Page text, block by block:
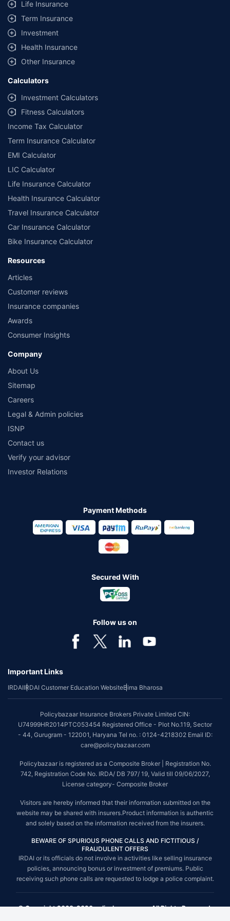
Life Insurance
Term Insurance
Investment
Health Insurance
Other Insurance
Calculators
Investment Calculators
Fitness Calculators
Income Tax Calculator
Term Insurance Calculator
EMI Calculator
LIC Calculator
Life Insurance Calculator
Health Insurance Calculator
Travel Insurance Calculator
Car Insurance Calculator
Bike Insurance Calculator
Resources
Articles
Customer reviews
Insurance companies
Awards
Consumer Insights
Company
About Us
Sitemap
Careers
Legal & Admin policies
ISNP
Contact us
Verify your advisor
Investor Relations
Payment Methods
Secured With
Follow us on
Important Links
IRDAIIRDAI Customer Education WebsiteBima Bharosa
Policybazaar Insurance Brokers Private Limited CIN:
U74999HR2014PTC053454 Registered Office - Plot No.119, Sector
- 44, Gurugram - 122001, Haryana Tel no. : 0124-4218302 Email ID:
care@policybazaar.com
Policybazaar is registered as a Composite Broker | Registration No.
742, Registration Code No. IRDA/ DB 797/ 19, Valid till 09/06/2027,
License category- Composite Broker
Visitors are hereby informed that their information submitted on the
website may be shared with insurers.Product information is authentic
and solely based on the information received from the insurers.
BEWARE OF SPURIOUS PHONE CALLS AND FICTITIOUS /
FRAUDULENT OFFERS
IRDAI or its officials do not involve in activities like selling insurance
policies, announcing bonus or investment of premiums. Public
receiving such phone calls are requested to lodge a police complaint.
© Copyright 2008-2026 policybazaar.com. All Rights Reserved.